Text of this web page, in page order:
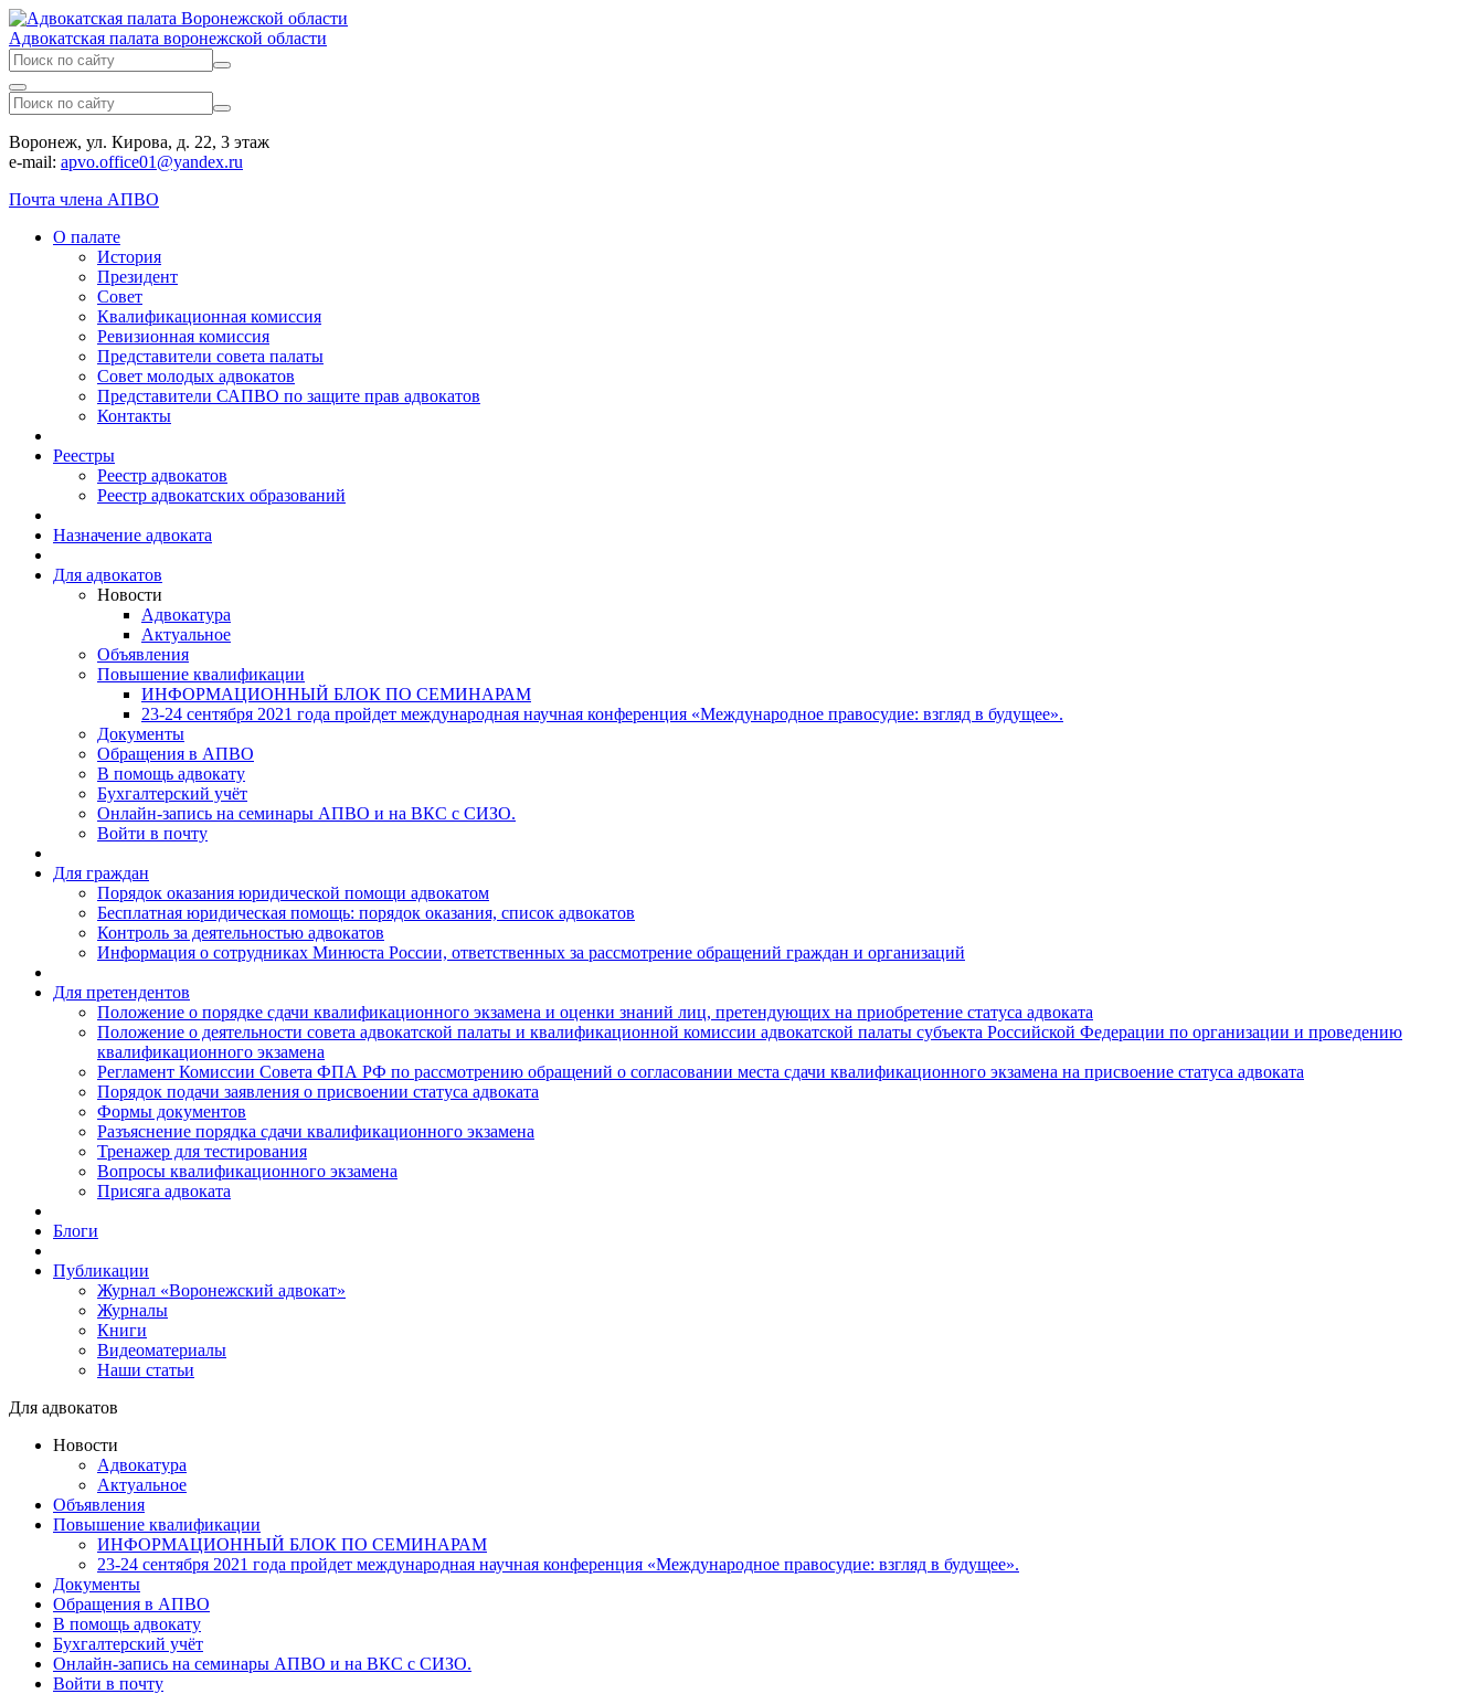
Адвокатская палата воронежской области
Воронеж, ул. Кирова, д. 22, 3 этаж
e-mail: apvo.office01@yandex.ru
Почта члена АПВО
О палате
История
Президент
Совет
Квалификационная комиссия
Ревизионная комиссия
Представители совета палаты
Совет молодых адвокатов
Представители САПВО по защите прав адвокатов
Контакты
Реестры
Реестр адвокатов
Реестр адвокатских образований
Назначение адвоката
Для адвокатов
Новости
Адвокатура
Актуальное
Объявления
Повышение квалификации
ИНФОРМАЦИОННЫЙ БЛОК ПО СЕМИНАРАМ
23-24 сентября 2021 года пройдет международная научная конференция «Международное правосудие: взгляд в будущее».
Документы
Обращения в АПВО
В помощь адвокату
Бухгалтерский учёт
Онлайн-запись на семинары АПВО и на ВКС с СИЗО.
Войти в почту
Для граждан
Порядок оказания юридической помощи адвокатом
Бесплатная юридическая помощь: порядок оказания, список адвокатов
Контроль за деятельностью адвокатов
Информация о сотрудниках Минюста России, ответственных за рассмотрение обращений граждан и организаций
Для претендентов
Положение о порядке сдачи квалификационного экзамена и оценки знаний лиц, претендующих на приобретение статуса адвоката
Положение о деятельности совета адвокатской палаты и квалификационной комиссии адвокатской палаты субъекта Российской Федерации по организации и проведению
квалификационного экзамена
Регламент Комиссии Совета ФПА РФ по рассмотрению обращений о согласовании места сдачи квалификационного экзамена на присвоение статуса адвоката
Порядок подачи заявления о присвоении статуса адвоката
Формы документов
Разъяснение порядка сдачи квалификационного экзамена
Тренажер для тестирования
Вопросы квалификационного экзамена
Присяга адвоката
Блоги
Публикации
Журнал «Воронежский адвокат»
Журналы
Книги
Видеоматериалы
Наши статьи
Для адвокатов
Новости
Адвокатура
Актуальное
Объявления
Повышение квалификации
ИНФОРМАЦИОННЫЙ БЛОК ПО СЕМИНАРАМ
23-24 сентября 2021 года пройдет международная научная конференция «Международное правосудие: взгляд в будущее».
Документы
Обращения в АПВО
В помощь адвокату
Бухгалтерский учёт
Онлайн-запись на семинары АПВО и на ВКС с СИЗО.
Войти в почту